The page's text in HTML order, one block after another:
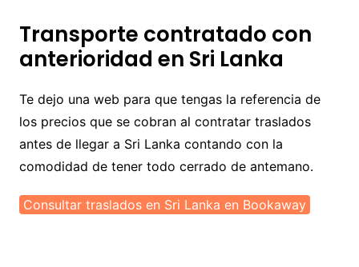
Transporte contratado con
anterioridad en Sri Lanka
Te dejo una web para que tengas la referencia de
los precios que se cobran al contratar traslados
antes de llegar a Sri Lanka contando con la
comodidad de tener todo cerrado de antemano.
Consultar traslados en Sri Lanka en Bookaway